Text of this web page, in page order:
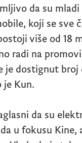
da su
koji se sve
više od 18
radi na
je dostignut
je Kun.
da su
u fokusu Kine,